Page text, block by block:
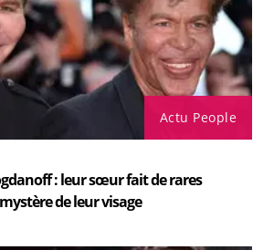
Actu People
: leur sœur fait de rares
de leur visage